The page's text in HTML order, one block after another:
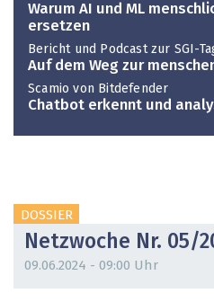
Warum AI und ML
ersetzen
Bericht und Podcast zur SGI-
Auf dem Weg zur
Scamio von Bitdefender
Chatbot erkennt und
DOSSIER
Netzwoche Nr. 05/
09.06.2024 - 09:00 Uhr